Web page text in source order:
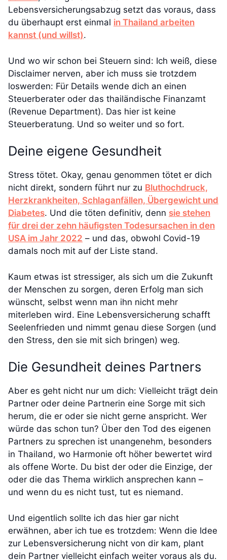
Lebensversicherungsabzug setzt das voraus, dass
du überhaupt erst einmal in Thailand arbeiten
kannst (und willst).
Und wo wir schon bei Steuern sind: Ich weiß, diese
Disclaimer nerven, aber ich muss sie trotzdem
loswerden: Für Details wende dich an einen
Steuerberater oder das thailändische Finanzamt
(Revenue Department). Das hier ist keine
Steuerberatung. Und so weiter und so fort.
Deine eigene Gesundheit
Stress tötet. Okay, genau genommen tötet er dich
nicht direkt, sondern führt nur zu Bluthochdruck,
Herzkrankheiten, Schlaganfällen, Übergewicht und
Diabetes. Und die töten definitiv, denn sie stehen
für drei der zehn häufigsten Todesursachen in den
USA im Jahr 2022 – und das, obwohl Covid-19
damals noch mit auf der Liste stand.
Kaum etwas ist stressiger, als sich um die Zukunft
der Menschen zu sorgen, deren Erfolg man sich
wünscht, selbst wenn man ihn nicht mehr
miterleben wird. Eine Lebensversicherung schafft
Seelenfrieden und nimmt genau diese Sorgen (und
den Stress, den sie mit sich bringen) weg.
Die Gesundheit deines Partners
Aber es geht nicht nur um dich: Vielleicht trägt dein
Partner oder deine Partnerin eine Sorge mit sich
herum, die er oder sie nicht gerne anspricht. Wer
würde das schon tun? Über den Tod des eigenen
Partners zu sprechen ist unangenehm, besonders
in Thailand, wo Harmonie oft höher bewertet wird
als offene Worte. Du bist der oder die Einzige, der
oder die das Thema wirklich ansprechen kann –
und wenn du es nicht tust, tut es niemand.
Und eigentlich sollte ich das hier gar nicht
erwähnen, aber ich tue es trotzdem: Wenn die Idee
zur Lebensversicherung nicht von dir kam, plant
dein Partner vielleicht einfach weiter voraus als du.